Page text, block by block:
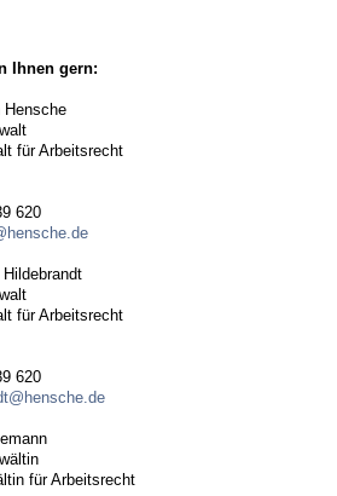
Ihnen gern:
Hensche
für Arbeitsrecht
620
für Arbeitsrecht
620
für Arbeitsrecht